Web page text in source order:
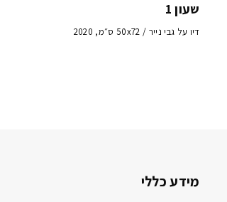
שעון 1
דיו על גבי נייר / 50x72 ס״מ, 2020
מידע כללי